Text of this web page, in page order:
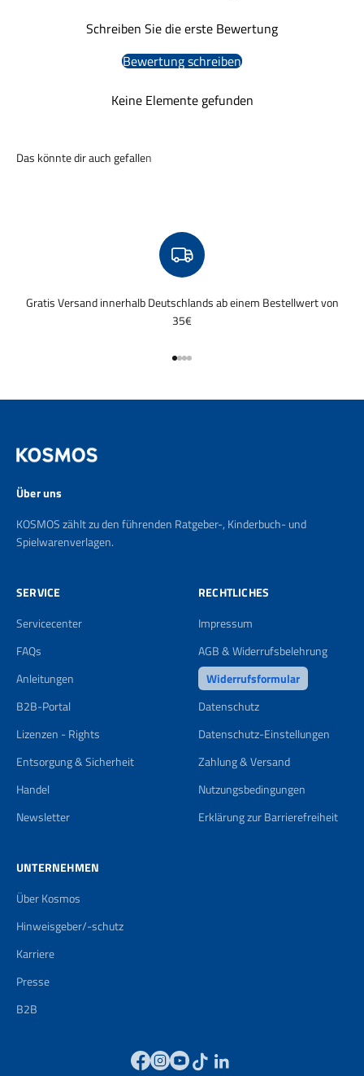
Schreiben Sie die erste Bewertung
Bewertung schreiben
Keine Elemente gefunden
Gratis Versand innerhalb Deutschlands ab einem Bestellwert von
35€
Gehe zu Element 1
Gehe zu Element 2
Gehe zu Element 3
Gehe zu Element 4
Über uns
KOSMOS zählt zu den führenden Ratgeber-, Kinderbuch- und
Spielwarenverlagen.
SERVICE
Servicecenter
FAQs
Anleitungen
B2B-Portal
Lizenzen - Rights
Entsorgung & Sicherheit
Handel
Newsletter
RECHTLICHES
Impressum
AGB & Widerrufsbelehrung
Widerrufsformular
Datenschutz
Datenschutz-Einstellungen
Zahlung & Versand
Nutzungsbedingungen
Erklärung zur Barrierefreiheit
UNTERNEHMEN
Über Kosmos
Hinweisgeber/-schutz
Karriere
Presse
B2B